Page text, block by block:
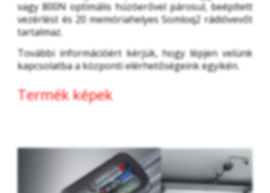
vagy 800N optimális húzóerővel párosul, beépített
vezérlést és 20 memóriahelyes Somloq2 rádióvevőt
tartalmaz.
További információért kérjük, hogy lépjen velünk
kapcsolatba a központi elérhetőségeink egyikén.
Termék képek